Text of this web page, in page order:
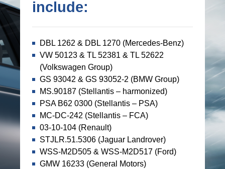
include:
DBL 1262 & DBL 1270 (Mercedes-Benz)
VW 50123 & TL 52381 & TL 52622
(Volkswagen Group)
GS 93042 & GS 93052-2 (BMW Group)
MS.90187 (Stellantis – harmonized)
PSA B62 0300 (Stellantis – PSA)
MC-DC-242 (Stellantis – FCA)
03-10-104 (Renault)
STJLR.51.5306 (Jaguar Landrover)
WSS-M2D505 & WSS-M2D517 (Ford)
GMW 16233 (General Motors)